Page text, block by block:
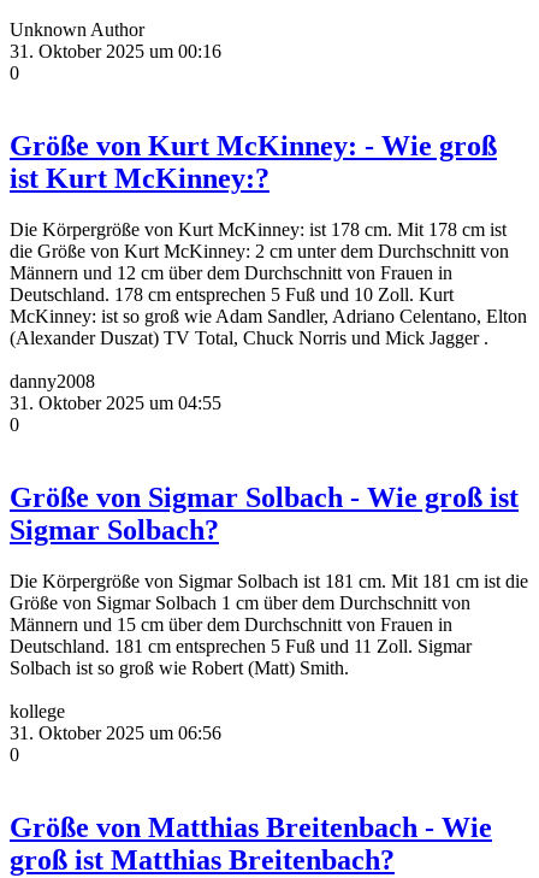
Unknown Author
31. Oktober 2025 um 00:16
0
Größe von Kurt McKinney: - Wie groß
ist Kurt McKinney:?
Die Körpergröße von Kurt McKinney: ist 178 cm. Mit 178 cm ist
die Größe von Kurt McKinney: 2 cm unter dem Durchschnitt von
Männern und 12 cm über dem Durchschnitt von Frauen in
Deutschland. 178 cm entsprechen 5 Fuß und 10 Zoll. Kurt
McKinney: ist so groß wie Adam Sandler, Adriano Celentano, Elton
(Alexander Duszat) TV Total, Chuck Norris und Mick Jagger .
danny2008
31. Oktober 2025 um 04:55
0
Größe von Sigmar Solbach - Wie groß ist
Sigmar Solbach?
Die Körpergröße von Sigmar Solbach ist 181 cm. Mit 181 cm ist die
Größe von Sigmar Solbach 1 cm über dem Durchschnitt von
Männern und 15 cm über dem Durchschnitt von Frauen in
Deutschland. 181 cm entsprechen 5 Fuß und 11 Zoll. Sigmar
Solbach ist so groß wie Robert (Matt) Smith.
kollege
31. Oktober 2025 um 06:56
0
Größe von Matthias Breitenbach - Wie
groß ist Matthias Breitenbach?